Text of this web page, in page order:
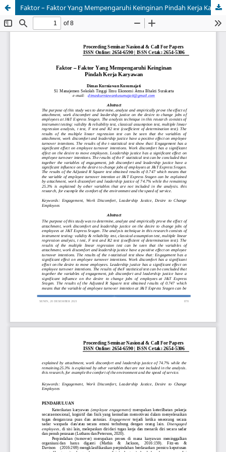
Faktor – Faktor Yang Mempengaruhi Keinginan Pindah Kerja Karyawan